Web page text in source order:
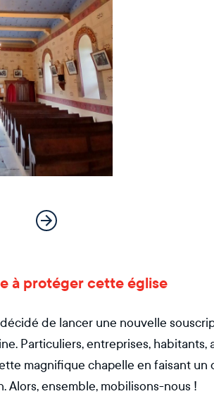
à protéger cette église
de lancer une nouvelle
Particuliers, entreprises, habitants,
magnifique chapelle en faisant un
Alors, ensemble, mobilisons-nous !